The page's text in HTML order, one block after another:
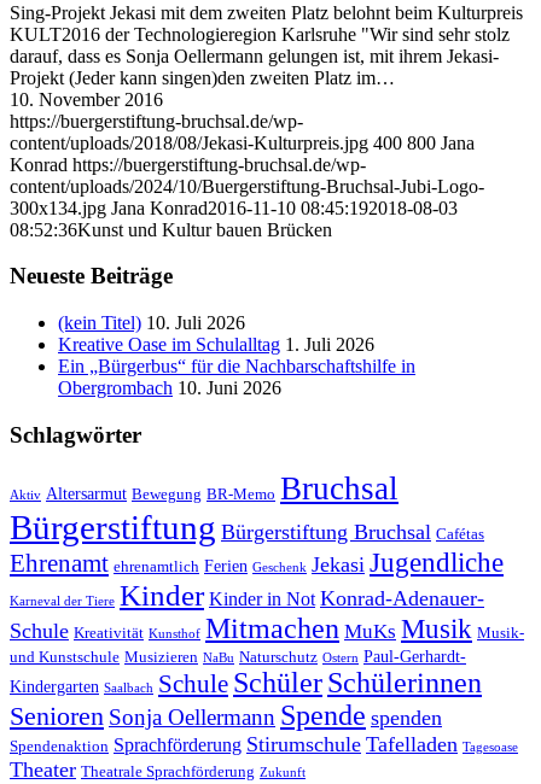
Sing-Projekt Jekasi mit dem zweiten Platz belohnt beim Kulturpreis
KULT2016 der Technologieregion Karlsruhe "Wir sind sehr stolz
darauf, dass es Sonja Oellermann gelungen ist, mit ihrem Jekasi-
Projekt (Jeder kann singen)den zweiten Platz im…
10. November 2016
https://buergerstiftung-bruchsal.de/wp-
content/uploads/2018/08/Jekasi-Kulturpreis.jpg 400 800 Jana
Konrad https://buergerstiftung-bruchsal.de/wp-
content/uploads/2024/10/Buergerstiftung-Bruchsal-Jubi-Logo-
300x134.jpg Jana Konrad2016-11-10 08:45:192018-08-03
08:52:36Kunst und Kultur bauen Brücken
Neueste Beiträge
(kein Titel) 10. Juli 2026
Kreative Oase im Schulalltag 1. Juli 2026
Ein „Bürgerbus“ für die Nachbarschaftshilfe in
Obergrombach 10. Juni 2026
Schlagwörter
Aktiv Altersarmut Bewegung BR-Memo Bruchsal
Bürgerstiftung Bürgerstiftung Bruchsal Cafétas
Ehrenamt ehrenamtlich Ferien Geschenk Jekasi Jugendliche
Karneval der Tiere Kinder Kinder in Not Konrad-Adenauer-
Schule Kreativität Kunsthof Mitmachen MuKs Musik Musik-
und Kunstschule Musizieren NaBu Naturschutz Ostern Paul-Gerhardt-
Kindergarten Saalbach Schule SchülerSchülerinnen
Senioren Sonja Oellermann Spende spenden
Spendenaktion Sprachförderung Stirumschule Tafelladen Tagesoase
Theater Theatrale Sprachförderung Zukunft